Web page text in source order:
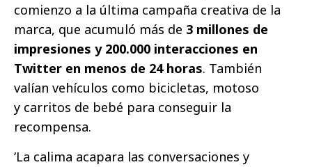
comienzo a la última campaña creativa de la
marca, que acumuló más de 3 millones de
impresiones y 200.000 interacciones en
Twitter en menos de 24 horas. También
valían vehículos como bicicletas, motoso
y carritos de bebé para conseguir la
recompensa.
‘La calima acapara las conversaciones y